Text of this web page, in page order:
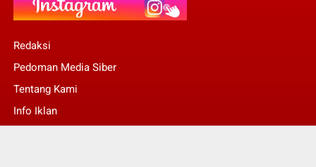
Redaksi
Pedoman Media Siber
Tentang Kami
Info Iklan